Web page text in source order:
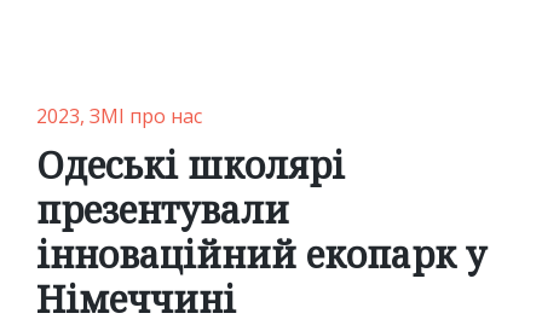
Posted
in
2023 ЗМІ про нас
Одеські школярі
презентували
інноваційний екопарк у
Німеччині